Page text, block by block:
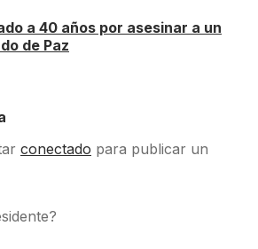
a 40 años por asesinar a un
de Paz
conectado para publicar un